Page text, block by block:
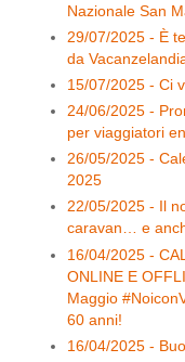
Nazionale San
29/07/2025 - È
da
15/07/2025 - Ci
24/06/2025 -
per viaggiatori
26/05/2025 -
2025
22/05/2025 - Il
caravan… e
16/04/2025 -
ONLINE E
Maggio
60 anni!
16/04/2025 -